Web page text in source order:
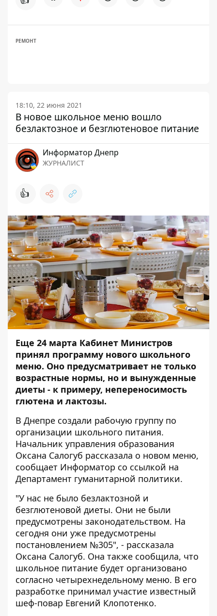
РЕМОНТ
18:10, 22 июня 2021
В новое школьное меню вошло
безлактозное и безглютеновое питание
Информатор Днепр
ЖУРНАЛИСТ
👍
Еще 24 марта Кабинет Министров
принял программу нового школьного
меню. Оно предусматривает не только
возрастные нормы, но и вынужденные
диеты - к примеру, непереносимость
глютена и лактозы.
В Днепре создали рабочую группу по
организации школьного питания.
Начальник управления образования
Оксана Салогуб рассказала о новом меню,
сообщает Информатор со ссылкой на
Департамент гуманитарной политики.
"У нас не было безлактозной и
безглютеновой диеты. Они не были
предусмотрены законодательством. На
сегодня они уже предусмотрены
постановлением №305", - рассказала
Оксана Салогуб. Она также сообщила, что
школьное питание будет организовано
согласно четырехнедельному меню. В его
разработке принимал участие известный
шеф-повар Евгений Клопотенко.